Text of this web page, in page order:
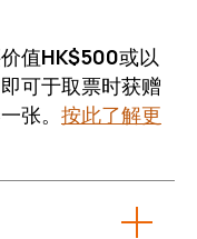
值HK$500或以
可于取票时获赠
张。 按此了解更